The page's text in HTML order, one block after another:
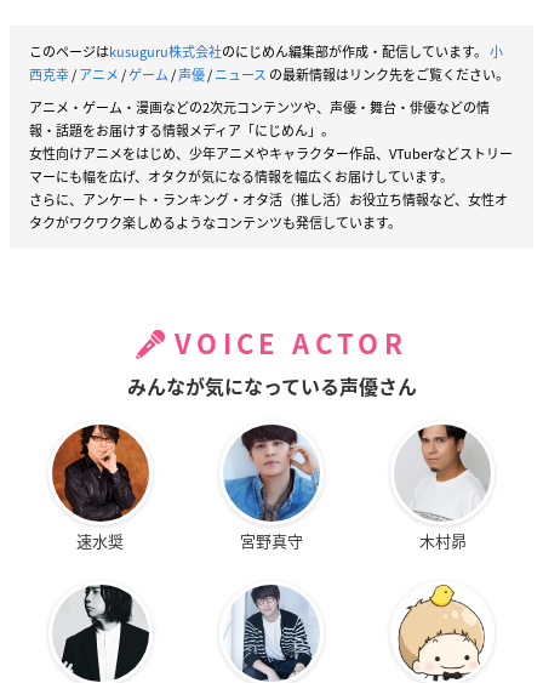
このページはkusuguru株式会社のにじめん編集部が作成・配信しています。 小
西克幸/アニメ/ゲーム/声優/ニュース の最新情報はリンク先をご覧ください。
アニメ・ゲーム・漫画などの2次元コンテンツや、声優・舞台・俳優などの情
報・話題をお届けする情報メディア「にじめん」。
女性向けアニメをはじめ、少年アニメやキャラクター作品、VTuberなどストリー
マーにも幅を広げ、オタクが気になる情報を幅広くお届けしています。
さらに、アンケート・ランキング・オタ活（推し活）お役立ち情報など、女性オ
タクがワクワク楽しめるようなコンテンツも発信しています。
VOICE ACTOR
みんなが気になっている声優さん
速水奨 宮野真守 木村昴